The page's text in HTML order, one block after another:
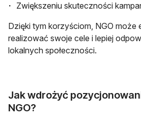
Zwiększeniu skuteczności
Dzięki tym korzyściom, NGO może
realizować swoje cele i lepiej
lokalnych społeczności.
Jak wdrożyć
NGO?